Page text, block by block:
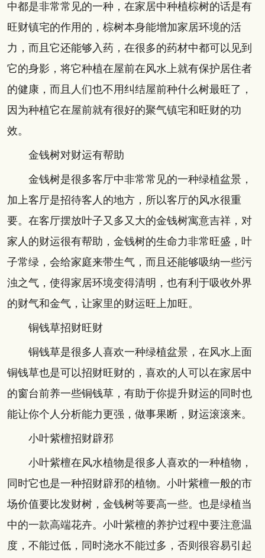
中都是非常常见的一种，在家居中种植棕树的话是有
旺财镇宅的作用的，棕树本身能增加家居环境的活
力，而且它还能够入药，在很多的药材中都可以见到
它的身影，将它种植在屋前在风水上就有保护居住者
的健康，而且人们也不用纠结屋前种什么树最旺了，
因为种植它在屋前就有很好的聚气镇宅和旺财的功
效。
金钱树对财运有帮助
金钱树是很多客厅中非常常见的一种绿植盆景，
加上客厅是招待客人的地方，所以客厅的风水很重
要。在客厅摆放叶子又多又大的金钱树寓意吉祥，对
家人的财运很有帮助，金钱树的生命力非常旺盛，叶
子常绿，会给家庭来带生气，而且还能够吸纳一些污
浊之气，使得家居环境变得清明，也有利于吸收外界
的财气和金气，让家里的财运旺上加旺。
铜钱草招财旺财
铜钱草是很多人喜欢一种绿植盆景，在风水上面
铜钱草也是可以招财旺财的，喜欢的人可以在家居中
的窗台前养一些铜钱草，有助于你提升财运的同时也
能让你个人分析能力更强，做事果断，财运滚滚来。
小叶紫檀招财辟邪
小叶紫檀在风水植物是很多人喜欢的一种植物，
同时它也是一种招财辟邪的植物。小叶紫檀一般的市
场价值要比发财树，金钱树等要高一些。也是绿植当
中的一款高端花卉。小叶紫檀的养护过程中要注意温
度，不能过低，同时浇水不能过多，否则很容易引起